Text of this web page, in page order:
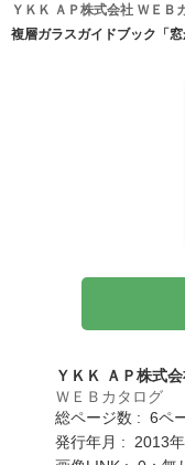
ＹＫＫ ＡＰ株式会社 ＷＥＢ
複層ガラスガイドブック「
ＹＫＫ ＡＰ株式
ＷＥＢカタログ
総ページ数 : 6ペ
発行年月 : 2013年